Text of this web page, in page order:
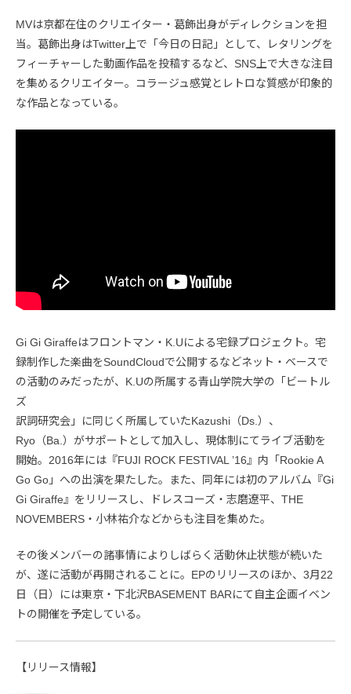
MVは京都在住のクリエイター・葛飾出身がディレクションを担
当。葛飾出身はTwitter上で「今日の日記」として、レタリングを
フィーチャーした動画作品を投稿するなど、SNS上で大きな注目
を集めるクリエイター。コラージュ感覚とレトロな質感が印象的
な作品となっている。
Gi Gi Giraffeはフロントマン・K.Uによる宅録プロジェクト。宅
録制作した楽曲をSoundCloudで公開するなどネット・ベースで
の活動のみだったが、K.Uの所属する青山学院大学の「ビートル
ズ
訳詞研究会」に同じく所属していたKazushi（Ds.）、
Ryo（Ba.）がサポートとして加入し、現体制にてライブ活動を
開始。2016年には『FUJI ROCK FESTIVAL ’16』内「Rookie A
Go Go」への出演を果たした。また、同年には初のアルバム『Gi
Gi Giraffe』をリリースし、ドレスコーズ・志磨遼平、THE
NOVEMBERS・小林祐介などからも注目を集めた。
その後メンバーの諸事情によりしばらく活動休止状態が続いた
が、遂に活動が再開されることに。EPのリリースのほか、3月22
日（日）には東京・下北沢BASEMENT BARにて自主企画イベン
トの開催を予定している。
【リリース情報】